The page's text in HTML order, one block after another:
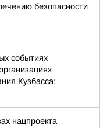
безопасности
событиях
Кузбасса:
нацпроекта